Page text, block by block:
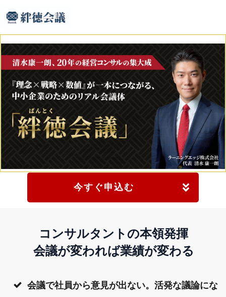
今すぐ申込む
コンサルタントの本領発揮
会議が変われば業績が変わる
会議で社員から意見が出ない。活発な議論にな